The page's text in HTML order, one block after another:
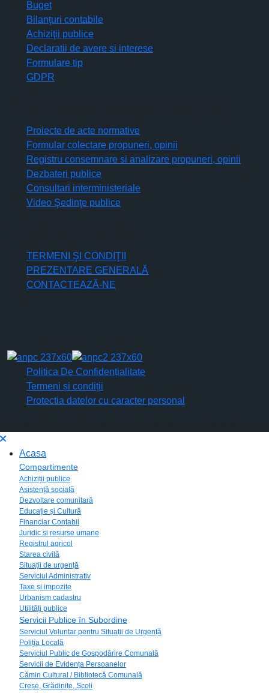
Buget
Bilanţuri contabile
Achiziţii publice
Declaratii de avere si interese
Formulare tip
GDPR
Proiecte de acte normative
Formular colectare propuneri, opinii
Registru consemnare si analizare propuneri, opinii
Dezbateri publice
Consultari interministeriale
Video Şedinţe publice
TERMENI ŞI CONDIŢII
PREZENTARE GENERALĂ
CONTACTEAZĂ-NE
Politica De Confidențialitate
Termeni și condiții
Protectia datelor cu caracter personal
Acasa
Compartimente
Achiziții publice
Asistență socială
Dezvoltare comunitară
Educație și Cultură
Financiar Contabil
Juridic si resurse umane
Registrul agricol
Starea civilă
Situații de urgență
Serviciul Administrativ
Taxe și impozite
Urbanism cadastru
Utilități publice
Servicii Publice în Subordine
Serviciul Voluntar pentru Situații de Urgență
Poliția Locală
Serviciul Public de Gospodărire Comunală
Servicii de Evidența Persoanelor
Cămin Cultural / Bibliotecă Comunală
Creșe, Grădinițe, Școli